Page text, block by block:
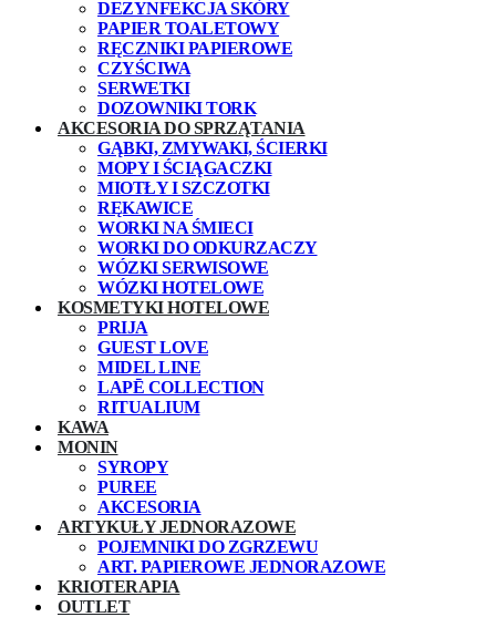
DEZYNFEKCJA SKÓRY
PAPIER TOALETOWY
RĘCZNIKI PAPIEROWE
CZYŚCIWA
SERWETKI
DOZOWNIKI TORK
AKCESORIA DO SPRZĄTANIA
GĄBKI, ZMYWAKI, ŚCIERKI
MOPY I ŚCIĄGACZKI
MIOTŁY I SZCZOTKI
RĘKAWICE
WORKI NA ŚMIECI
WORKI DO ODKURZACZY
WÓZKI SERWISOWE
WÓZKI HOTELOWE
KOSMETYKI HOTELOWE
PRIJA
GUEST LOVE
MIDEL LINE
LAPĒ COLLECTION
RITUALIUM
KAWA
MONIN
SYROPY
PUREE
AKCESORIA
ARTYKUŁY JEDNORAZOWE
POJEMNIKI DO ZGRZEWU
ART. PAPIEROWE JEDNORAZOWE
KRIOTERAPIA
OUTLET